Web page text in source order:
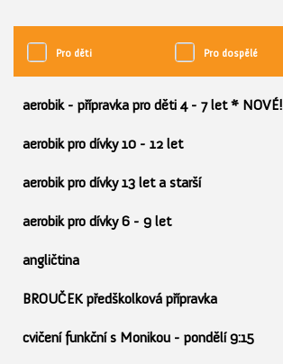
Pro děti Pro dospělé
aerobik - přípravka pro děti 4 - 7 let * NOVÉ!
aerobik pro dívky 10 - 12 let
aerobik pro dívky 13 let a starší
aerobik pro dívky 6 - 9 let
angličtina
BROUČEK předškolková přípravka
cvičení funkční s Monikou - pondělí 9:15